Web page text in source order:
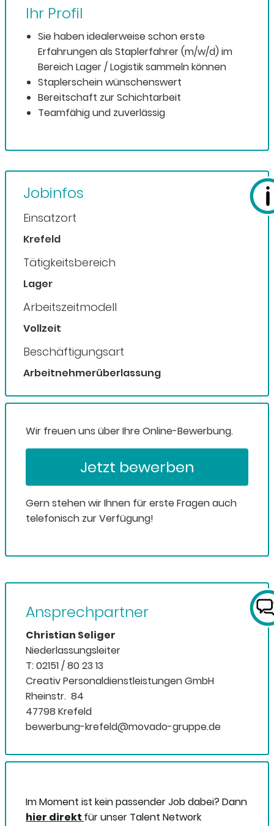
Ihr Profil
Sie haben idealerweise schon erste
Erfahrungen als Staplerfahrer (m/w/d) im
Bereich Lager / Logistik sammeln können
Staplerschein wünschenswert
Bereitschaft zur Schichtarbeit
Teamfähig und zuverlässig
Jobinfos
Einsatzort
Krefeld
Tätigkeitsbereich
Lager
Arbeitszeitmodell
Vollzeit
Beschäftigungsart
Arbeitnehmerüberlassung
Wir freuen uns über Ihre Online-Bewerbung.
Jetzt bewerben
Gern stehen wir Ihnen für erste Fragen auch
telefonisch zur Verfügung!
Ansprechpartner
Christian Seliger
Niederlassungsleiter
T: 02151 / 80 23 13
Creativ Personaldienstleistungen GmbH
Rheinstr. 84
47798 Krefeld
bewerbung-krefeld@movado-gruppe.de
Im Moment ist kein passender Job dabei? Dann
hier direkt für unser Talent Network